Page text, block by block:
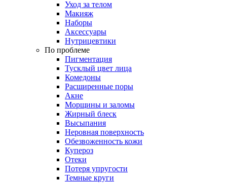
Уход за телом
Макияж
Наборы
Аксессуары
Нутрицевтики
По проблеме
Пигментация
Тусклый цвет лица
Комедоны
Расширенные поры
Акне
Морщины и заломы
Жирный блеск
Высыпания
Неровная поверхность
Обезвоженность кожи
Купероз
Отеки
Потеря упругости
Темные круги